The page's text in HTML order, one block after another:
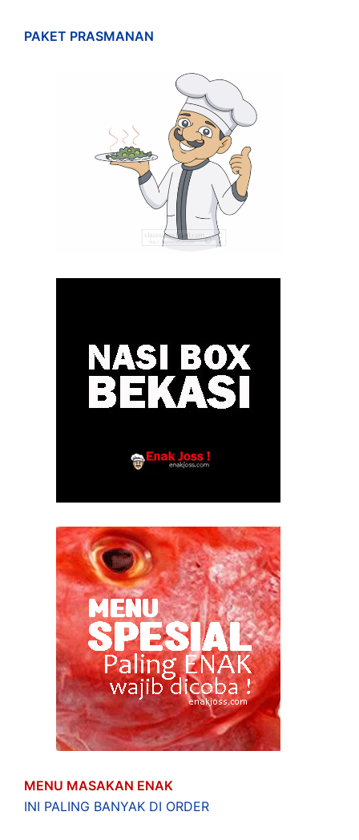
PAKET PRASMANAN
MENU MASAKAN ENAK
INI PALING BANYAK DI ORDER